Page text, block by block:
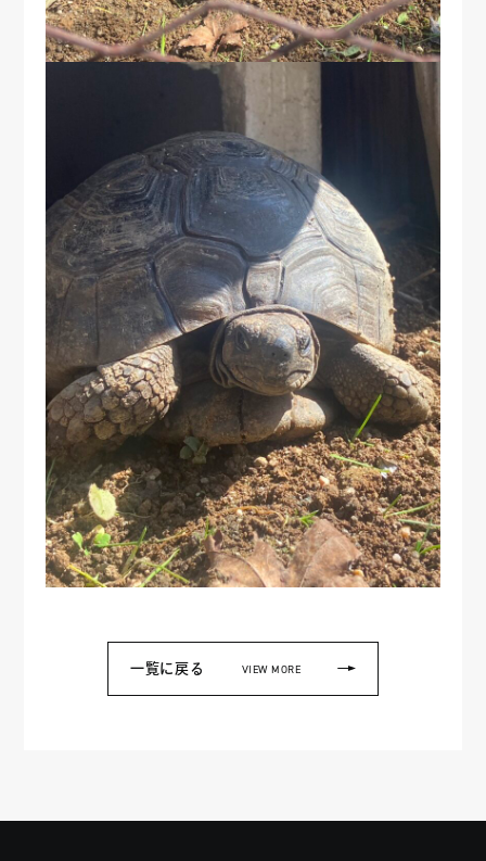
一覧に戻る VIEW MORE